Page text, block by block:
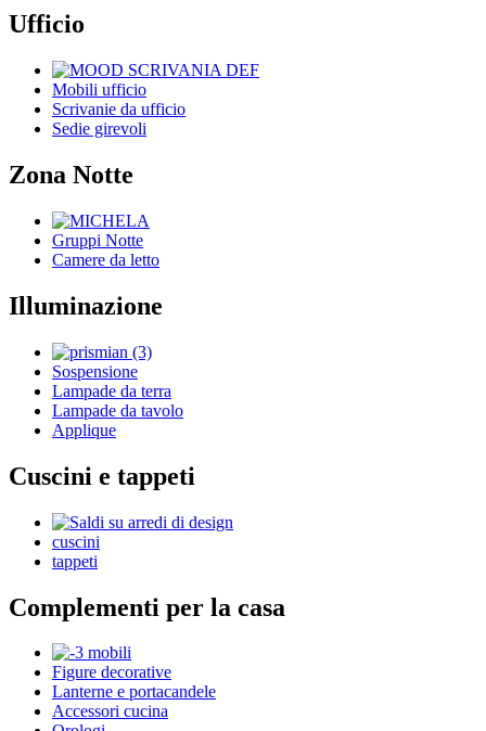
Ufficio
Mobili ufficio
Scrivanie da ufficio
Sedie girevoli
Zona Notte
Gruppi Notte
Camere da letto
Illuminazione
Sospensione
Lampade da terra
Lampade da tavolo
Applique
Cuscini e tappeti
cuscini
tappeti
Complementi per la casa
Figure decorative
Lanterne e portacandele
Accessori cucina